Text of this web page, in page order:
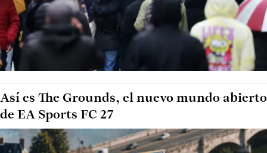
Así es The Grounds, el nuevo mundo abierto
de EA Sports FC 27